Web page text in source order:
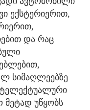
ექსტერიერით,
და რაც
სიმაღლეებზე
მეტად უწყობს